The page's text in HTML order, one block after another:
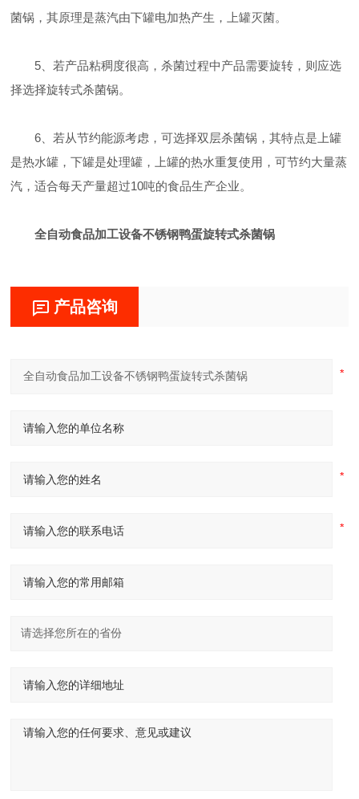
菌锅，其原理是蒸汽由下罐电加热产生，上罐灭菌。
5、若产品粘稠度很高，杀菌过程中产品需要旋转，则应选
择选择旋转式杀菌锅。
6、若从节约能源考虑，可选择双层杀菌锅，其特点是上罐
是热水罐，下罐是处理罐，上罐的热水重复使用，可节约大量蒸
汽，适合每天产量超过10吨的食品生产企业。
全自动食品加工设备不锈钢鸭蛋旋转式杀菌锅
产品咨询